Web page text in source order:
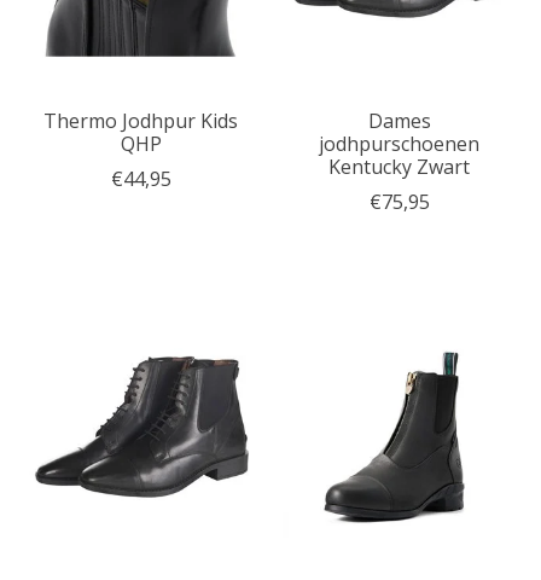
Thermo Jodhpur Kids
QHP
€44,95
Dames
jodhpurschoenen
Kentucky Zwart
€75,95